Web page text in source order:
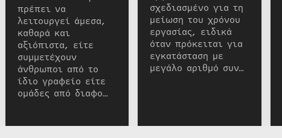
πρέπει να
λειτουργεί άμεσα,
καθαρά και
αξιόπιστα, είτε
συμμετέχουν
άνθρωποι από το
ίδιο γραφείο είτε
ομάδες από διαφο…
σχεδιασμένο για τη
μείωση του χρόνου
εργασίας, ειδικά
όταν πρόκειται για
εγκατάσταση με
μεγάλο αριθμό συν…